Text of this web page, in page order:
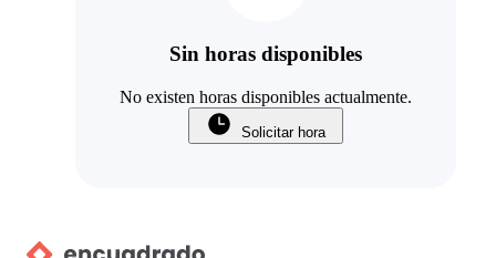
Sin horas disponibles
No existen horas disponibles actualmente.
Solicitar hora